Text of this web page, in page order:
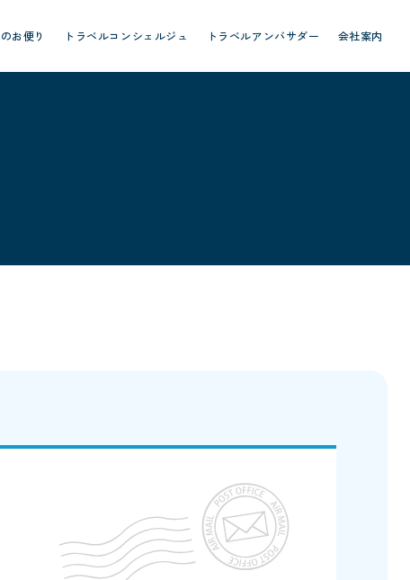
お便り トラベルコンシェルジュ トラベルアンバサダー 会社案内